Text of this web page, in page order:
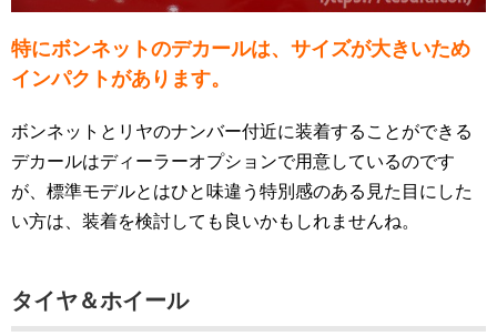
特にボンネットのデカールは、サイズが大きいため
インパクトがあります。
ボンネットとリヤのナンバー付近に装着することができる
デカールはディーラーオプションで用意しているのです
が、標準モデルとはひと味違う特別感のある見た目にした
い方は、装着を検討しても良いかもしれませんね。
タイヤ＆ホイール